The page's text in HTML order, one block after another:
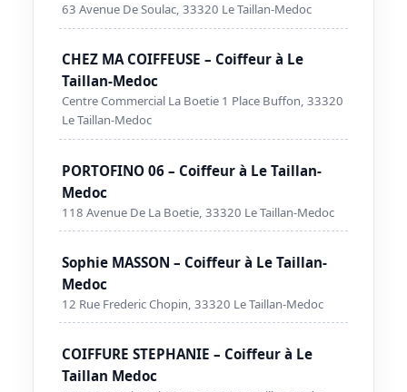
63 Avenue De Soulac, 33320 Le Taillan-Medoc
CHEZ MA COIFFEUSE – Coiffeur à Le
Taillan-Medoc
Centre Commercial La Boetie 1 Place Buffon, 33320
Le Taillan-Medoc
PORTOFINO 06 – Coiffeur à Le Taillan-
Medoc
118 Avenue De La Boetie, 33320 Le Taillan-Medoc
Sophie MASSON – Coiffeur à Le Taillan-
Medoc
12 Rue Frederic Chopin, 33320 Le Taillan-Medoc
COIFFURE STEPHANIE – Coiffeur à Le
Taillan Medoc